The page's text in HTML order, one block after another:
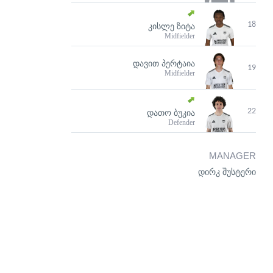
18
ᲙᲘᲡᲚᲔ ᲖᲘᲢᲐ
Midfielder
19
ᲓᲐᲕᲘᲗ ᲞᲔᲠᲢᲐᲘᲐ
Midfielder
22
ᲓᲐᲗᲝ ᲑᲣᲙᲘᲐ
Defender
MANAGER
დირკ შუსტერი